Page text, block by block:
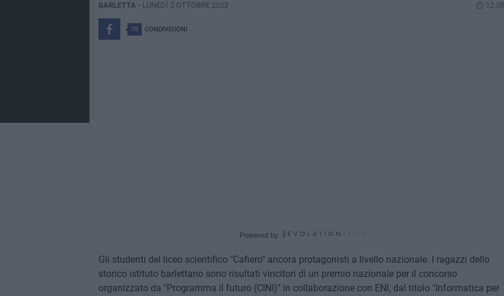
BARLETTA - LUNEDÌ 2 OTTOBRE 2023 12.38
75 CONDIVISIONI
Powered by
Gli studenti del liceo scientifico "Cafiero" ancora protagonisti a livello nazionale. I ragazzi dello
storico istituto barlettano sono risultati vincitori di un premio nazionale per il concorso
organizzato da "Programma il futuro (CINI)" in collaborazione con ENI, dal titolo "Informatica per